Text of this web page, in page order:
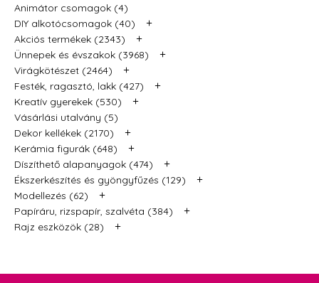
Animátor csomagok (4)
DIY alkotócsomagok (40)
+
Akciós termékek (2343) +
Ünnepek és évszakok (3968) +
Virágkötészet (2464) +
Festék, ragasztó, lakk (427) +
Kreatív gyerekek (530) +
Vásárlási utalvány (5)
Dekor kellékek (2170)
+
Kerámia figurák (648) +
Díszíthető alapanyagok (474) +
Ékszerkészítés és gyöngyfűzés (129) +
Modellezés (62) +
Papíráru, rizspapír, szalvéta (384) +
Rajz eszközök (28) +